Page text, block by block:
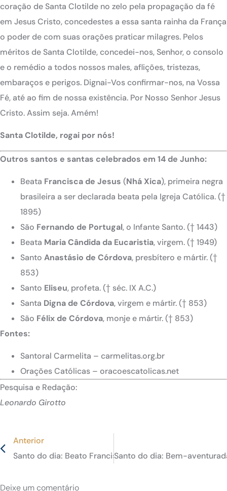
coração de Santa Clotilde no zelo pela propagação da fé
em Jesus Cristo, concedestes a essa santa rainha da França
o poder de com suas orações praticar milagres. Pelos
méritos de Santa Clotilde, concedei-nos, Senhor, o consolo
e o remédio a todos nossos males, aflições, tristezas,
embaraços e perigos. Dignai-Vos confirmar-nos, na Vossa
Fé, até ao fim de nossa existência. Por Nosso Senhor Jesus
Cristo. Assim seja. Amém!
Santa Clotilde, rogai por nós!
Outros santos e santas celebrados em 14 de Junho:
Beata Francisca de Jesus (Nhá Xica), primeira negra
brasileira a ser declarada beata pela Igreja Católica. (†
1895)
São Fernando de Portugal, o Infante Santo. († 1443)
Beata Maria Cândida da Eucaristia, virgem. († 1949)
Santo Anastásio de Córdova, presbítero e mártir. (†
853)
Santo Eliseu, profeta. († séc. IX A.C.)
Santa Digna de Córdova, virgem e mártir. († 853)
São Félix de Córdova, monje e mártir. († 853)
Fontes:
Santoral Carmelita – carmelitas.org.br
Orações Católicas – oracoescatolicas.net
Pesquisa e Redação:
Leonardo Girotto
Anterior
Santo do dia: Beato Francisco Kesy e quatro
Santo do dia: Bem-
Deixe um comentário